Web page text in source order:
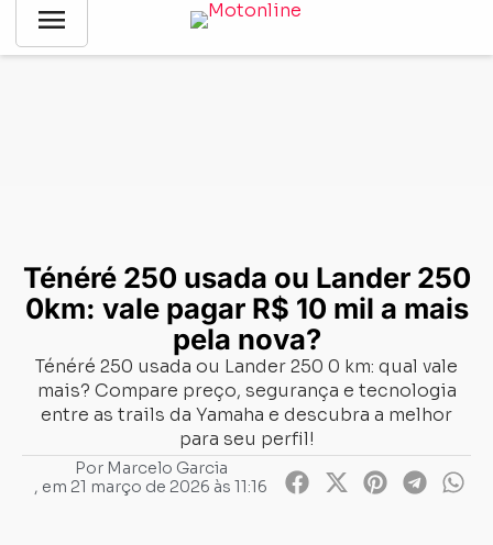
menu
Notícias Comparativo-Ténéré 250 usada ou Lander 250
Ténéré 250 usada ou Lander 250
0km: vale pagar R$ 10 mil a mais
pela nova?
Ténéré 250 usada ou Lander 250 0 km: qual vale
mais? Compare preço, segurança e tecnologia
entre as trails da Yamaha e descubra a melhor
para seu perfil!
PorMarcelo Garcia
, em 21 março de 2026 às 11:16